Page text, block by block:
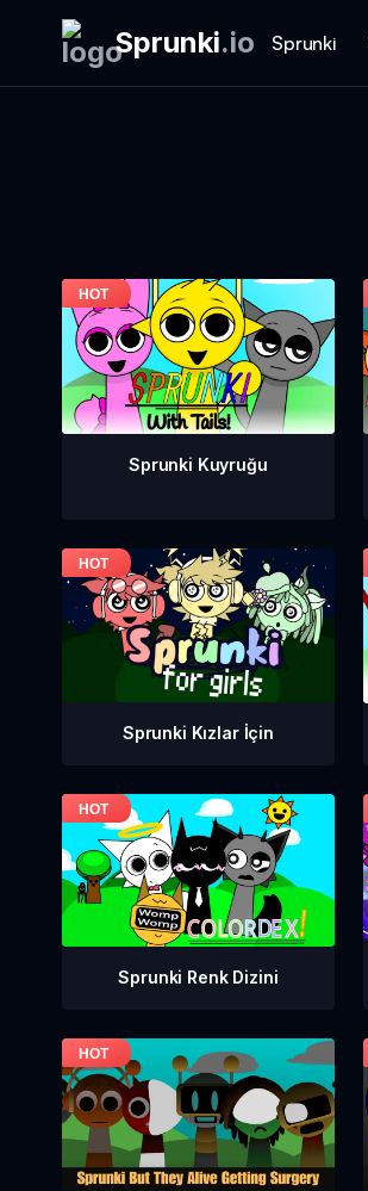
Sprunki.io Sprunki
Sprunki Kuyruğu
Sprunki Kızlar İçin
Sprunki Renk Dizini